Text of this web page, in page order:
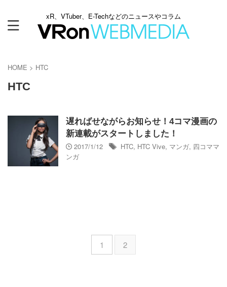
xR、VTuber、E-Techなどのニュースやコラム
HOME > HTC
HTC
遅ればせながらお知らせ！4コマ漫画の
新連載がスタートしました！
2017/1/12
HTC, HTC Vive, マンガ, 四コママ
ンガ
1 2